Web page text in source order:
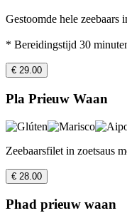
Gestoomde hele zeebaars
* Bereidingstijd 30
€ 29.00
Pla Prieuw Waan
Zeebaarsfilet in zoetsaus
€ 28.00
Phad prieuw waan